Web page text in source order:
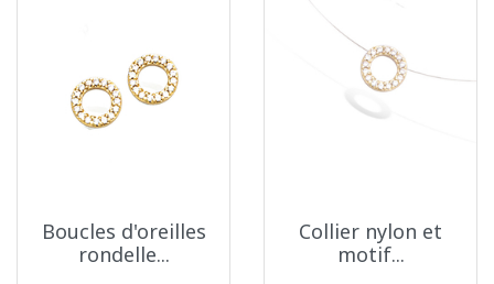
Boucles d'oreilles
rondelle...
Collier nylon et
motif...